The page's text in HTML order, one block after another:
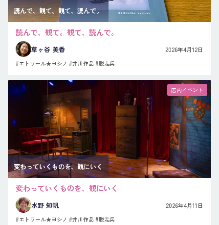
読んで、観て。観て、読んで。
読んで、観て。観て、読んで。
草ヶ谷 美香 2026年4月12日
#エトワール★ヨシノ #井川作品 #脱走兵
店内イベント
変わっていくものを、観にいく
変わっていくものを、観にいく
水野 知帆 2026年4月11日
#エトワール★ヨシノ #井川作品 #脱走兵